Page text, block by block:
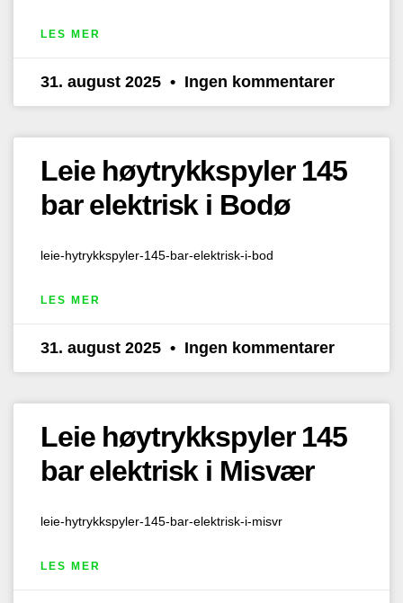
LES MER
31. august 2025 Ingen kommentarer
Leie høytrykkspyler 145
bar elektrisk i Bodø
leie-hytrykkspyler-145-bar-elektrisk-i-bod
LES MER
31. august 2025 Ingen kommentarer
Leie høytrykkspyler 145
bar elektrisk i Misvær
leie-hytrykkspyler-145-bar-elektrisk-i-misvr
LES MER